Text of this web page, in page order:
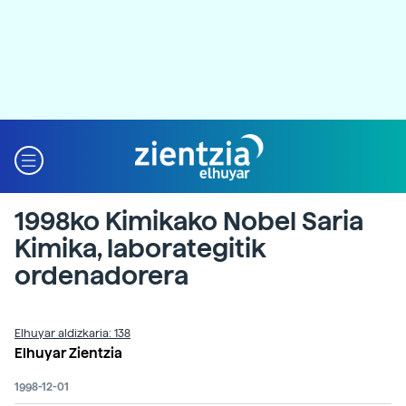
1998ko Kimikako Nobel Saria
Kimika, laborategitik
ordenadorera
Elhuyar aldizkaria: 138
Elhuyar Zientzia
1998-12-01